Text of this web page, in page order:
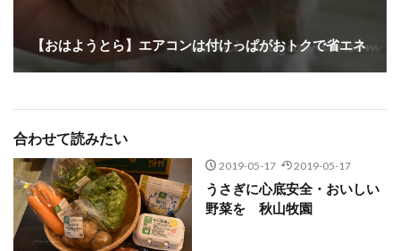
【おはようとら】エアコンは付けっぱがおトクで省エネ
合わせて読みたい
2019-05-17 2019-05-17
うさぎに心底安全・おいしい
野菜を 秋山牧園